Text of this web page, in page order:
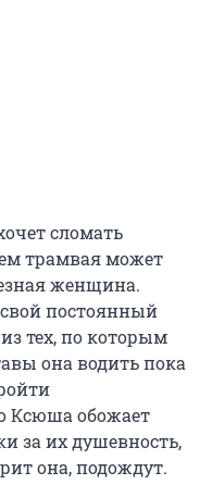
сломать
трамвая может
женщина.
постоянный
тех, по которым
она водить пока
Ксюша обожает
за их душевность,
она, подождут.